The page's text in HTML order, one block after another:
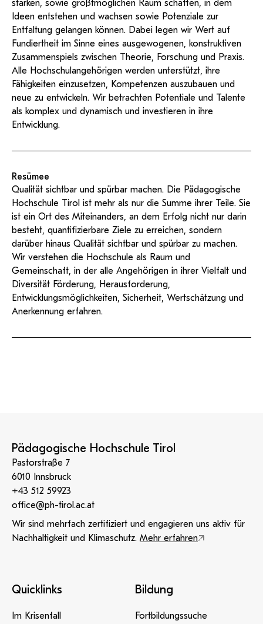
stärken, sowie größtmöglichen Raum schaffen, in dem
Ideen entstehen und wachsen sowie Potenziale zur
Entfaltung gelangen können. Dabei legen wir Wert auf
Fundiertheit im Sinne eines ausgewogenen, konstruktiven
Zusammenspiels zwischen Theorie, Forschung und Praxis.
Alle Hochschulangehörigen werden unterstützt, ihre
Fähigkeiten einzusetzen, Kompetenzen auszubauen und
neue zu entwickeln. Wir betrachten Potentiale und Talente
als komplex und dynamisch und investieren in ihre
Entwicklung.
Resümee
Qualität sichtbar und spürbar machen. Die Pädagogische
Hochschule Tirol ist mehr als nur die Summe ihrer Teile. Sie
ist ein Ort des Miteinanders, an dem Erfolg nicht nur darin
besteht, quantifizierbare Ziele zu erreichen, sondern
darüber hinaus Qualität sichtbar und spürbar zu machen.
Wir verstehen die Hochschule als Raum und
Gemeinschaft, in der alle Angehörigen in ihrer Vielfalt und
Diversität Förderung, Herausforderung,
Entwicklungsmöglichkeiten, Sicherheit, Wertschätzung und
Anerkennung erfahren.
Pädagogische Hochschule Tirol
Pastorstraße 7
6010 Innsbruck
+43 512 59923
office@ph-tirol.ac.at
Wir sind mehrfach zertifiziert und engagieren uns aktiv für
Nachhaltigkeit und Klimaschutz. Mehr erfahren
Quicklinks
Im Krisenfall
Bildung
Fortbildungssuche